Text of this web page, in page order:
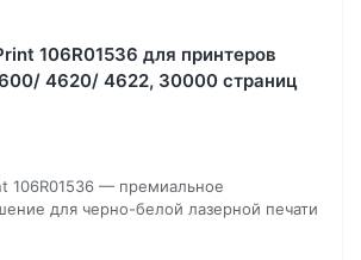
106R01536 для принтеров
4620/ 4622, 30000 страниц
106R01536 — премиальное
для черно-белой лазерной печати